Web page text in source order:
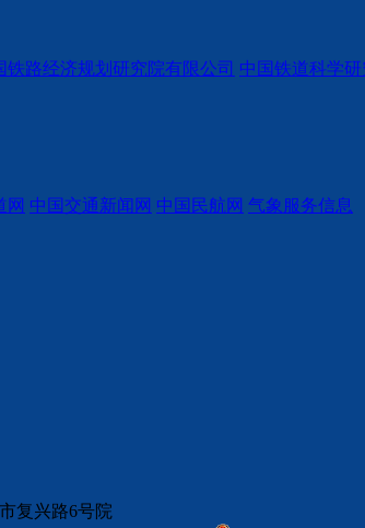
铁路经济规划研究院有限公司 中国铁道科学
网 中国交通新闻网 中国民航网 气象服务信息
复兴路6号院